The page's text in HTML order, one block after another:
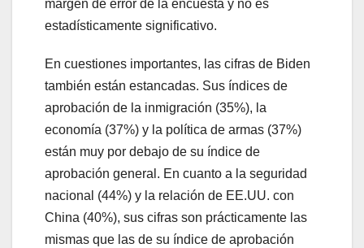
margen de error de la encuesta y no es
estadísticamente significativo.
En cuestiones importantes, las cifras de Biden
también están estancadas. Sus índices de
aprobación de la inmigración (35%), la
economía (37%) y la política de armas (37%)
están muy por debajo de su índice de
aprobación general. En cuanto a la seguridad
nacional (44%) y la relación de EE.UU. con
China (40%), sus cifras son prácticamente las
mismas que las de su índice de aprobación